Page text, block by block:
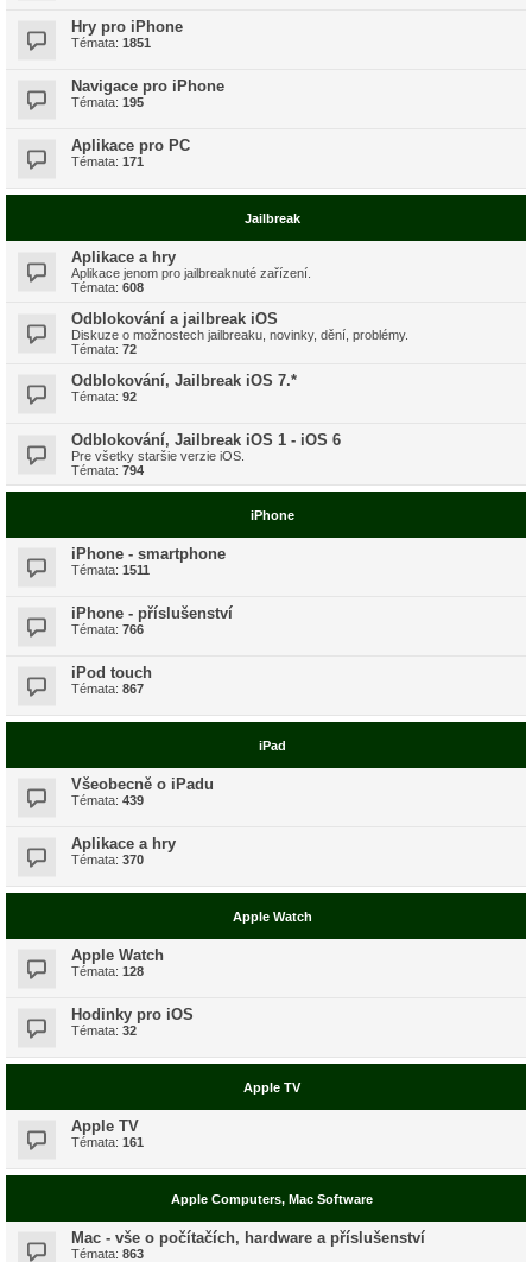
Hry pro iPhone
Témata: 1851
Navigace pro iPhone
Témata: 195
Aplikace pro PC
Témata: 171
Jailbreak
Aplikace a hry
Aplikace jenom pro jailbreaknuté zařízení.
Témata: 608
Odblokování a jailbreak iOS
Diskuze o možnostech jailbreaku, novinky, dění, problémy.
Témata: 72
Odblokování, Jailbreak iOS 7.*
Témata: 92
Odblokování, Jailbreak iOS 1 - iOS 6
Pre všetky staršie verzie iOS.
Témata: 794
iPhone
iPhone - smartphone
Témata: 1511
iPhone - příslušenství
Témata: 766
iPod touch
Témata: 867
iPad
Všeobecně o iPadu
Témata: 439
Aplikace a hry
Témata: 370
Apple Watch
Apple Watch
Témata: 128
Hodinky pro iOS
Témata: 32
Apple TV
Apple TV
Témata: 161
Apple Computers, Mac Software
Mac - vše o počítačích, hardware a příslušenství
Témata: 863